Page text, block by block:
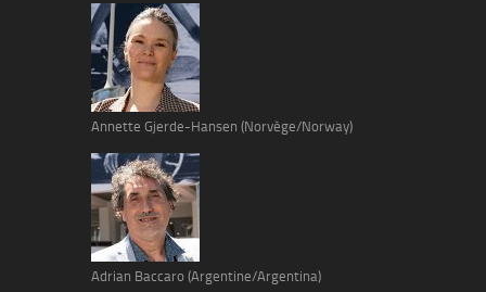
Annette Gjerde-Hansen (Norvège/Norway)
Adrian Baccaro (Argentine/Argentina)